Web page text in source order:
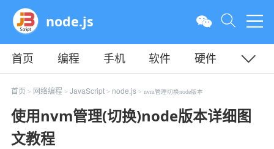
node.js
首页 编程 手机 软件
硬件
教程
平面 服务器
首页 > 网络编程 > JavaScript> node.js> nvm管理切换node版本
使用nvm管理(切换)node版本详细图
文教程